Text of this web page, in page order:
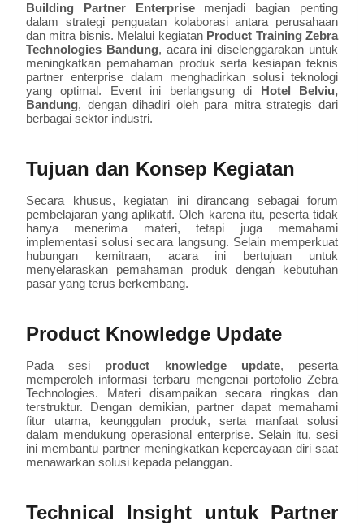
Building Partner Enterprisemenjadi bagian penting
dalam strategi penguatan kolaborasi antara perusahaan
dan mitra bisnis. Melalui kegiatan Product Training Zebra
Technologies Bandung, acara ini diselenggarakan untuk
meningkatkan pemahaman produk serta kesiapan teknis
partner enterprise dalam menghadirkan solusi teknologi
yang optimal. Event ini berlangsung di Hotel Belviu,
Bandung, dengan dihadiri oleh para mitra strategis dari
berbagai sektor industri.
Tujuan dan Konsep Kegiatan
Secara khusus, kegiatan ini dirancang sebagai forum
pembelajaran yang aplikatif. Oleh karena itu, peserta tidak
hanya menerima materi, tetapi juga memahami
implementasi solusi secara langsung. Selain memperkuat
hubungan kemitraan, acara ini bertujuan untuk
menyelaraskan pemahaman produk dengan kebutuhan
pasar yang terus berkembang.
Product Knowledge Update
Pada sesi product knowledge update, peserta
memperoleh informasi terbaru mengenai portofolio Zebra
Technologies. Materi disampaikan secara ringkas dan
terstruktur. Dengan demikian, partner dapat memahami
fitur utama, keunggulan produk, serta manfaat solusi
dalam mendukung operasional enterprise. Selain itu, sesi
ini membantu partner meningkatkan kepercayaan diri saat
menawarkan solusi kepada pelanggan.
Technical Insight untuk Partner